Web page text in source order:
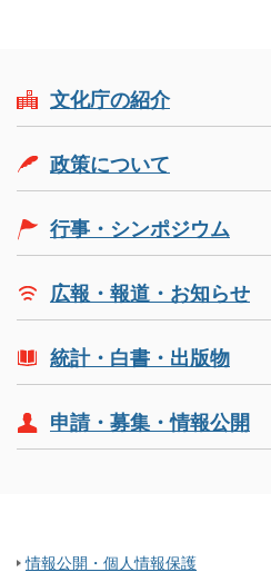
文化庁の紹介
政策について
行事・シンポジウム
広報・報道・お知らせ
統計・白書・出版物
申請・募集・情報公開
情報公開・個人情報保護